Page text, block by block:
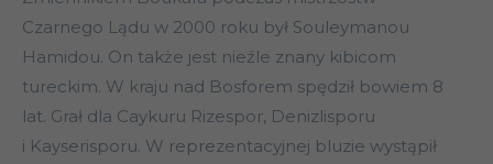
Czarnego Lądu w 2000 roku był Souleymanou
Hamidou. On także jest nieźle znany kibicom
tureckim. W kraju nad Bosforem spędził bowiem 8
lat. Grał dla Caykuru Rizespor, Denizlisporu
i Kayserisporu. W reprezentacyjnej bluzie wystąpił